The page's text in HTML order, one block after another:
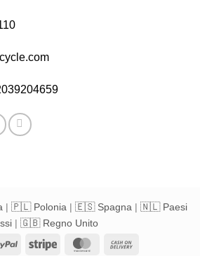
| 🇵🇱 Polonia| 🇪🇸 Spagna| 🇳🇱 Paesi
| 🇬🇧 Regno Unito
PayPal Stripe MasterCard